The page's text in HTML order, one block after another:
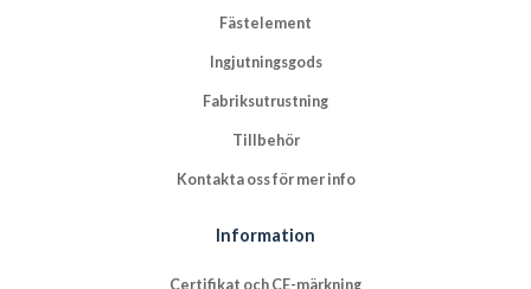
Fästelement
Ingjutningsgods
Fabriksutrustning
Tillbehör
Kontakta oss för mer info
Information
Certifikat och CE-märkning